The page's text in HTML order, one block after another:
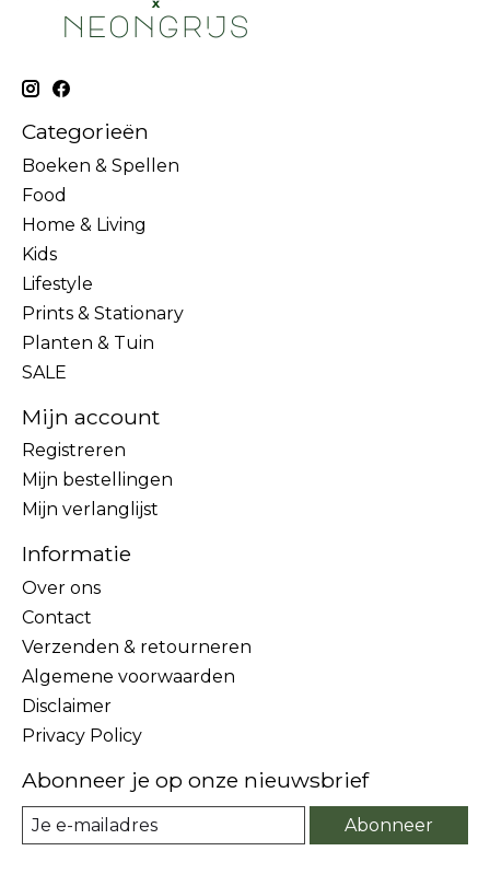
Categorieën
Boeken & Spellen
Food
Home & Living
Kids
Lifestyle
Prints & Stationary
Planten & Tuin
SALE
Mijn account
Registreren
Mijn bestellingen
Mijn verlanglijst
Informatie
Over ons
Contact
Verzenden & retourneren
Algemene voorwaarden
Disclaimer
Privacy Policy
Abonneer je op onze nieuwsbrief
Abonneer